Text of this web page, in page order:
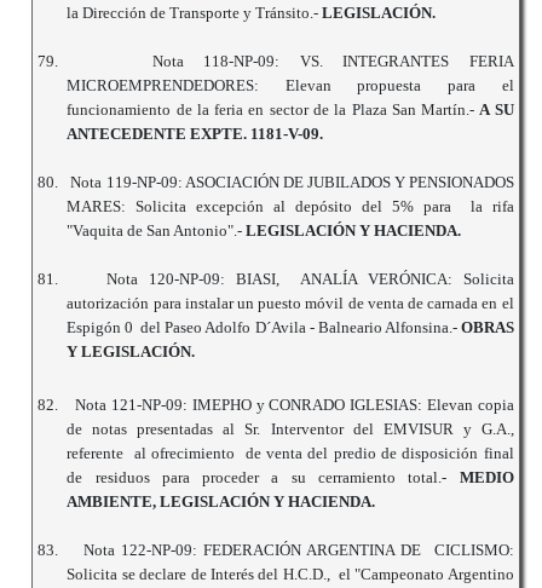
la Dirección de Transporte y Tránsito.-LEGISLACIÓN.
79.
Nota 118-NP-09: VS. INTEGRANTES FERIA
MICROEMPRENDEDORES: Elevan propuesta para el
funcionamiento de la feria en sector de la Plaza San Martín.-A SU
ANTECEDENTE EXPTE. 1181-V-09.
80.
Nota 119-NP-09: ASOCIACIÓN DE JUBILADOS Y PENSIONADOS
MARES: Solicita excepción al depósito del 5% para la rifa
"Vaquita de San Antonio".-LEGISLACIÓN Y HACIENDA.
81.
Nota 120-NP-09: BIASI, ANALÍA VERÓNICA: Solicita
autorización para instalar un puesto móvil de venta de carnada en el
Espigón 0 del Paseo Adolfo D´Avila - Balneario Alfonsina.- OBRAS
Y LEGISLACIÓN.
82.
Nota 121-NP-09: IMEPHO y CONRADO IGLESIAS: Elevan copia
de notas presentadas al Sr. Interventor del EMVISUR y G.A.,
referente al ofrecimiento de venta del predio de disposición final
de residuos para proceder a su cerramiento total.- MEDIO
AMBIENTE, LEGISLACIÓN Y HACIENDA.
83.
Nota 122-NP-09: FEDERACIÓN ARGENTINA DE CICLISMO:
Solicita se declare de Interés del H.C.D., el "Campeonato Argentino